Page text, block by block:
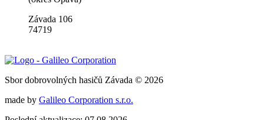
Závada 106
74719
Sbor dobrovolných hasičů Závada © 2026
made by Galileo Corporation s.r.o.